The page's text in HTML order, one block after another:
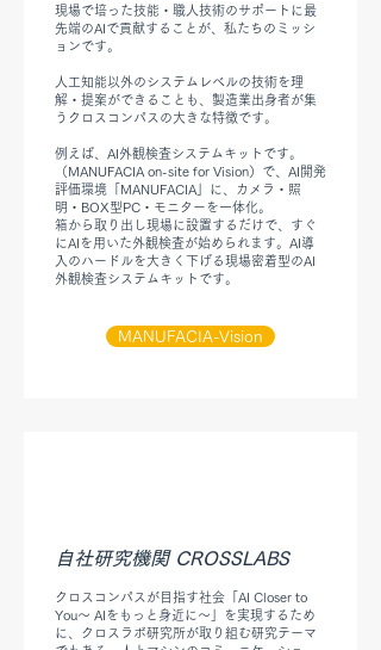
現場で培った技能・職人技術のサポートに最
先端のAIで貢献することが、私たちのミッシ
ョンです。
人工知能以外のシステムレベルの技術を理
解・提案ができることも、製造業出身者が集
うクロスコンパスの大きな特徴です。
例えば、AI外観検査システムキットです。
（MANUFACIA on-site for Vision）で、AI開発
評価環境「MANUFACIA」に、カメラ・照
明・BOX型PC・モニターを一体化。
箱から取り出し現場に設置するだけで、すぐ
にAIを用いた外観検査が始められます。AI導
入のハードルを大きく下げる現場密着型のAI
外観検査システムキットです。
MANUFACIA-Vision
自社研究機関 CROSSLABS
クロスコンパスが目指す社会「AI Closer to
You～ AIをもっと身近に～」を実現するため
に、クロスラボ研究所が取り組む研究テーマ